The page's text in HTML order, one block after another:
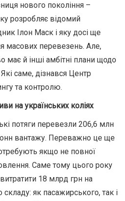
нового покоління –
розробляє відомий
Ілон Маск і яку досі ще
масових перевезень. Але,
має й інші амбітні плани щодо
саме, дізнався Центр
та контролю.
на українських коліях
потяги перевезли 206,6 млн
вантажу. Переважно це ще
якщо не повної
Саме тому цього року
18 млрд грн на
як пасажирського, так і